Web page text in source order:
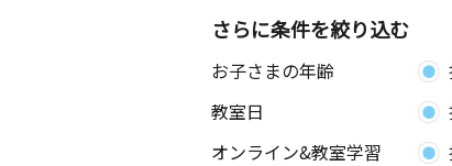
宇頭駅前教室
木
2歳～高校生
愛知県岡崎市宇頭町山ノ神４０
ル ２０１号室
さらに条件を絞り込む
お子さまの年齢
教室日
オンライン&教室学習